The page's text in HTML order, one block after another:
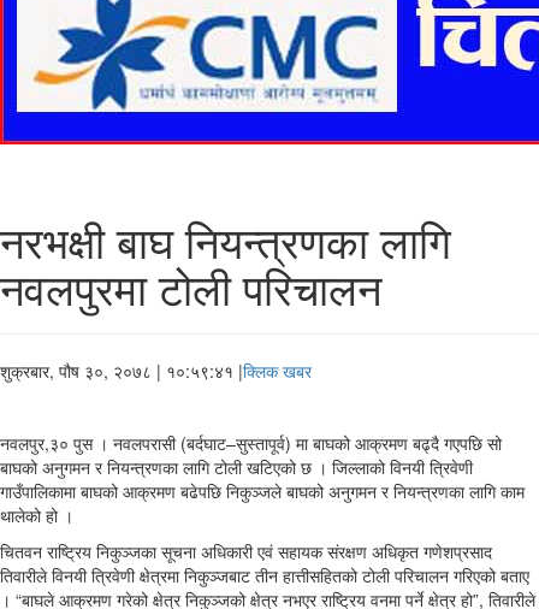
नरभक्षी बाघ नियन्त्रणका लागि
नवलपुरमा टोली परिचालन
शुक्रबार, पौष ३०, २०७८ | १०:५९:४१ |क्लिक खबर
नवलपुर,३० पुस । नवलपरासी (बर्दघाट–सुस्तापूर्व) मा बाघको आक्रमण बढ्दै गएपछि सो
बाघको अनुगमन र नियन्त्रणका लागि टोली खटिएको छ । जिल्लाको विनयी त्रिवेणी
गाउँपालिकामा बाघको आक्रमण बढेपछि निकुञ्जले बाघको अनुगमन र नियन्त्रणका लागि काम
थालेको हो ।
चितवन राष्ट्रिय निकुञ्जका सूचना अधिकारी एवं सहायक संरक्षण अधिकृत गणेशप्रसाद
तिवारीले विनयी त्रिवेणी क्षेत्रमा निकुञ्जबाट तीन हात्तीसहितको टोली परिचालन गरिएको बताए
। “बाघले आक्रमण गरेको क्षेत्र निकुञ्जको क्षेत्र नभएर राष्ट्रिय वनमा पर्ने क्षेत्र हो”, तिवारीले